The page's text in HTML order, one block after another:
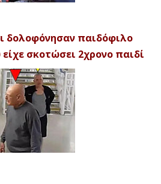
δολοφόνησαν παιδόφιλο
σκοτώσει 2χρονο παιδί